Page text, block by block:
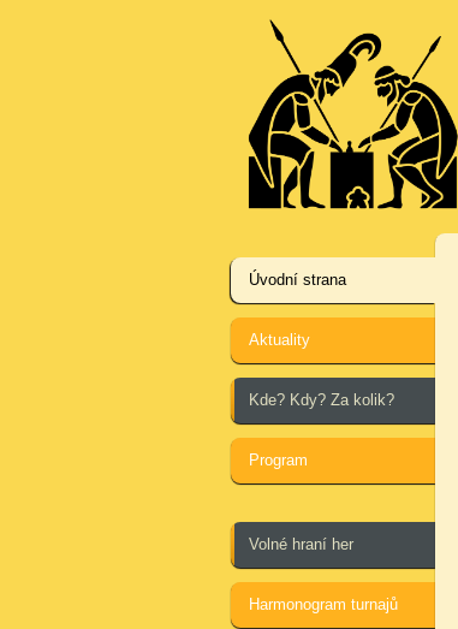
Úvodní strana
Aktuality
Kde? Kdy? Za kolik?
Program
Volné hraní her
Harmonogram turnajů